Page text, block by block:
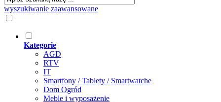
wyszukiwanie zaawansowane
Kategorie
AGD
RTV
IT
Smartfony / Tablety / Smartwatche
Dom Ogród
Meble i wyposażenie